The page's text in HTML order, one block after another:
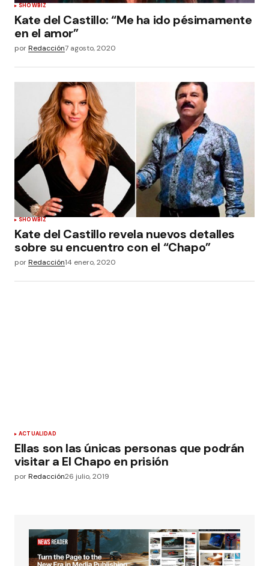
SHOWBIZ
Kate del Castillo: “Me ha ido pésimamente
en el amor”
porRedacción7 agosto, 2020
SHOWBIZ
Kate del Castillo revela nuevos detalles
sobre su encuentro con el “Chapo”
porRedacción14 enero, 2020
ACTUALIDAD
Ellas son las únicas personas que podrán
visitar a El Chapo en prisión
porRedacción26 julio, 2019